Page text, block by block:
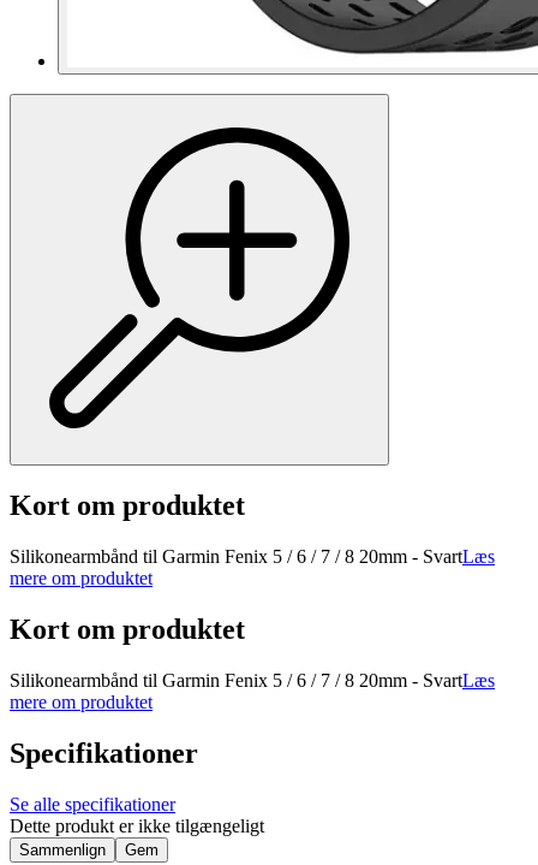
Kort om produktet
Silikonearmbånd til Garmin Fenix 5 / 6 / 7 / 8 20mm - SvartLæs
mere om produktet
Kort om produktet
Silikonearmbånd til Garmin Fenix 5 / 6 / 7 / 8 20mm - SvartLæs
mere om produktet
Specifikationer
Se alle specifikationer
Dette produkt er ikke tilgængeligt
Sammenlign Gem